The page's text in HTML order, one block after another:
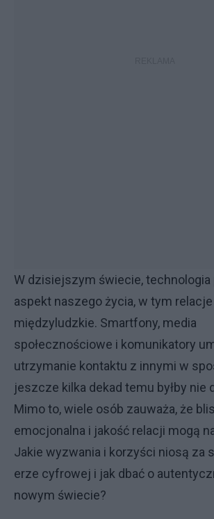
W dzisiejszym świecie, technologia
aspekt naszego życia, w tym relacje
międzyludzkie. Smartfony, media
społecznościowe i komunikatory
utrzymanie kontaktu z innymi w
jeszcze kilka dekad temu byłby nie
Mimo to, wiele osób zauważa, że
emocjonalna i jakość relacji mogą
Jakie wyzwania i korzyści niosą za
erze cyfrowej i jak dbać o
nowym świecie?